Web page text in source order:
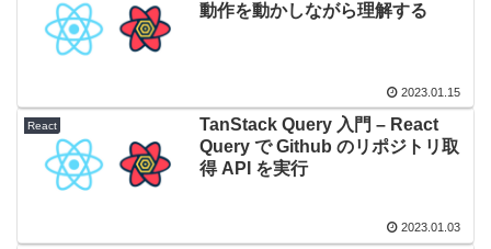
動作を動かしながら理解する
2023.01.15
React
TanStack Query 入門 – React
Query で Github のリポジトリ取
得 API を実行
2023.01.03